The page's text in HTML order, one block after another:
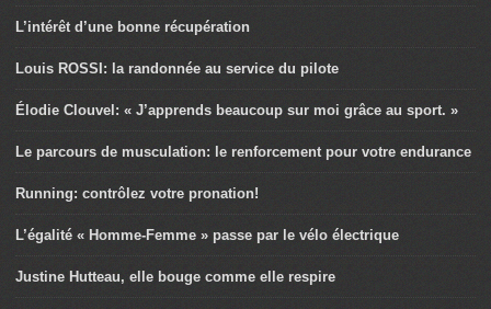
L’intérêt d’une bonne récupération
Louis ROSSI: la randonnée au service du pilote
Élodie Clouvel: « J’apprends beaucoup sur moi grâce au sport. »
Le parcours de musculation: le renforcement pour votre endurance
Running: contrôlez votre pronation!
L’égalité « Homme-Femme » passe par le vélo électrique
Justine Hutteau, elle bouge comme elle respire